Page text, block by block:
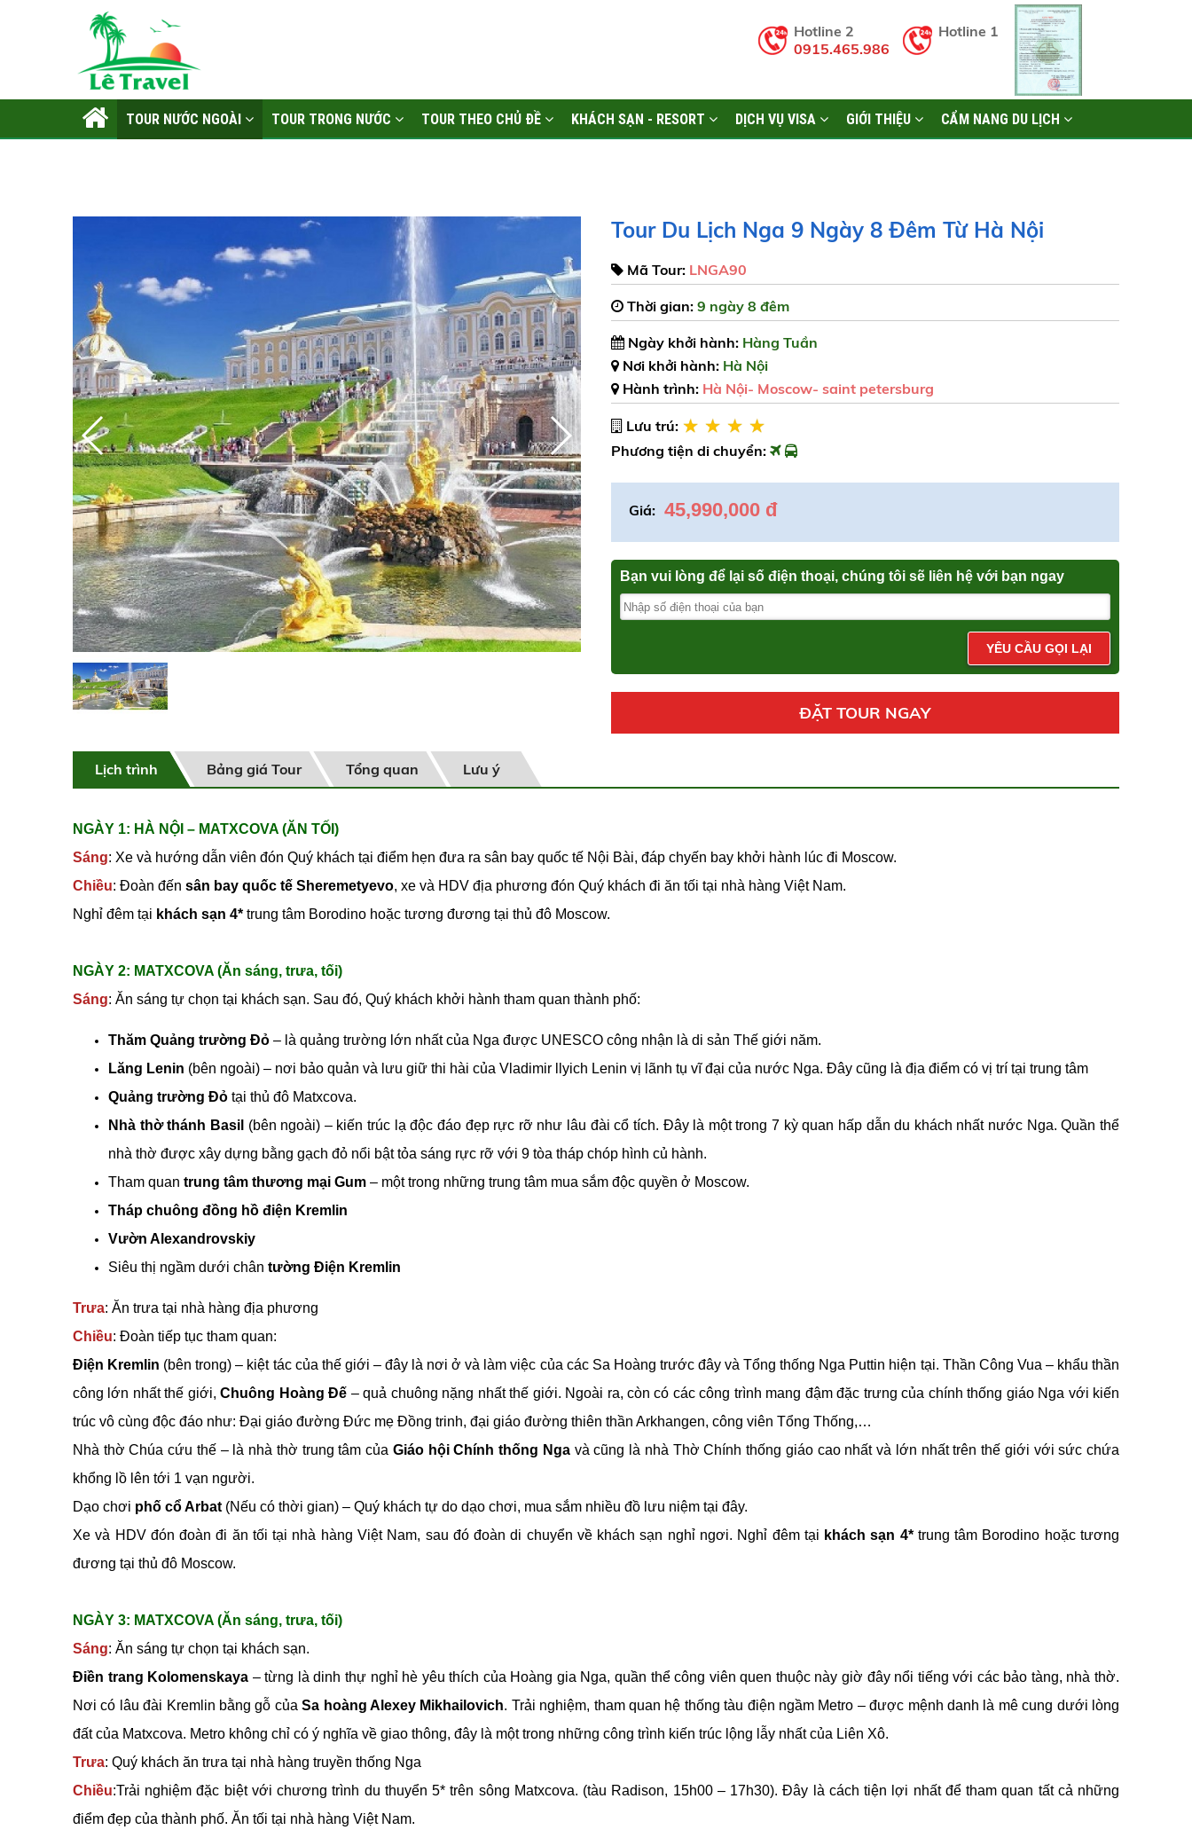
Hotline 1
Hotline 2
0915.465.986
TOUR NƯỚC NGOÀI TOUR TRONG NƯỚC TOUR THEO CHỦ ĐỀ KHÁCH SẠN - RESORT DỊCH VỤ VISA GIỚI THIỆU CẨM NANG DU LỊCH
Tour Du Lịch Nga 9 Ngày 8 Đêm Từ Hà Nội
Mã Tour: LNGA90
Thời gian: 9 ngày 8 đêm
Ngày khởi hành: Hàng Tuần
Nơi khởi hành: Hà Nội
Hành trình: Hà Nội- Moscow- saint petersburg
Lưu trú:
Phương tiện di chuyển:
Giá: 45,990,000 đ
Bạn vui lòng để lại số điện thoại, chúng tôi sẽ liên hệ với bạn ngay
YÊU CẦU GỌI LẠI
ĐẶT TOUR NGAY
Lịch trình Bảng giá Tour Tổng quan Lưu ý
NGÀY 1: HÀ NỘI – MATXCOVA (ĂN TỐI)
Sáng: Xe và hướng dẫn viên đón Quý khách tại điểm hẹn đưa ra sân bay quốc tế Nội Bài, đáp chyến bay khởi hành lúc đi Moscow.
Chiều: Đoàn đến sân bay quốc tế Sheremetyevo, xe và HDV địa phương đón Quý khách đi ăn tối tại nhà hàng Việt Nam.
Nghỉ đêm tại khách sạn 4* trung tâm Borodino hoặc tương đương tại thủ đô Moscow.
NGÀY 2: MATXCOVA (Ăn sáng, trưa, tối)
Sáng: Ăn sáng tự chọn tại khách sạn. Sau đó, Quý khách khởi hành tham quan thành phố:
Thăm Quảng trường Đỏ – là quảng trường lớn nhất của Nga được UNESCO công nhận là di sản Thế giới năm.
Lăng Lenin (bên ngoài) – nơi bảo quản và lưu giữ thi hài của Vladimir llyich Lenin vị lãnh tụ vĩ đại của nước Nga. Đây cũng là địa điểm có vị trí tại trung tâm
Quảng trường Đỏ tại thủ đô Matxcova.
Nhà thờ thánh Basil (bên ngoài) – kiến trúc lạ độc đáo đẹp rực rỡ như lâu đài cổ tích. Đây là một trong 7 kỳ quan hấp dẫn du khách nhất nước Nga. Quần thể
nhà thờ được xây dựng bằng gạch đỏ nổi bật tỏa sáng rực rỡ với 9 tòa tháp chóp hình củ hành.
Tham quan trung tâm thương mại Gum – một trong những trung tâm mua sắm độc quyền ở Moscow.
Tháp chuông đồng hồ điện Kremlin
Vườn Alexandrovskiy
Siêu thị ngầm dưới chân tường Điện Kremlin
Trưa: Ăn trưa tại nhà hàng địa phương
Chiều: Đoàn tiếp tục tham quan:
Điện Kremlin (bên trong) – kiệt tác của thế giới – đây là nơi ở và làm việc của các Sa Hoàng trước đây và Tổng thống Nga Puttin hiện tại. Thần Công Vua – khẩu thần
công lớn nhất thế giới,Chuông Hoàng Đế – quả chuông nặng nhất thế giới. Ngoài ra, còn có các công trình mang đậm đặc trưng của chính thống giáo Nga với kiến
trúc vô cùng độc đáo như: Đại giáo đường Đức mẹ Đồng trinh, đại giáo đường thiên thần Arkhangen, công viên Tổng Thống,…
Nhà thờ Chúa cứu thế – là nhà thờ trung tâm của Giáo hội Chính thống Ngavà cũng là nhà Thờ Chính thống giáo cao nhất và lớn nhất trên thế giới với sức chứa
khổng lồ lên tới 1 vạn người.
Dạo chơi phố cổ Arbat (Nếu có thời gian) – Quý khách tự do dạo chơi, mua sắm nhiều đồ lưu niệm tại đây.
Xe và HDV đón đoàn đi ăn tối tại nhà hàng Việt Nam, sau đó đoàn di chuyển về khách sạn nghỉ ngơi. Nghỉ đêm tại khách sạn 4* trung tâm Borodino hoặc tương
đương tại thủ đô Moscow.
NGÀY 3: MATXCOVA (Ăn sáng, trưa, tối)
Sáng: Ăn sáng tự chọn tại khách sạn.
Điền trang Kolomenskaya – từng là dinh thự nghỉ hè yêu thích của Hoàng gia Nga, quần thể công viên quen thuộc này giờ đây nổi tiếng với các bảo tàng, nhà thờ.
Nơi có lâu đài Kremlin bằng gỗ củaSa hoàng Alexey Mikhailovich. Trải nghiệm, tham quan hệ thống tàu điện ngầm Metro – được mệnh danh là mê cung dưới lòng
đất của Matxcova. Metro không chỉ có ý nghĩa về giao thông, đây là một trong những công trình kiến trúc lộng lẫy nhất của Liên Xô.
Trưa: Quý khách ăn trưa tại nhà hàng truyền thống Nga
Chiều:Trải nghiệm đặc biệt với chương trình du thuyển 5* trên sông Matxcova. (tàu Radison, 15h00 – 17h30). Đây là cách tiện lợi nhất để tham quan tất cả những
điểm đẹp của thành phố. Ăn tối tại nhà hàng Việt Nam.